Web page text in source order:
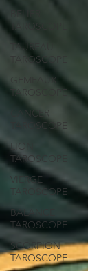
BELIER
TAROSCOPE
TAUREAU
TAROSCOPE
GEMEAUX
TAROSCOPE
CANCER
TAROSCOPE
LION
TAROSCOPE
VIERGE
TAROSCOPE
BALANCE
TAROSCOPE
SCORPION
TAROSCOPE